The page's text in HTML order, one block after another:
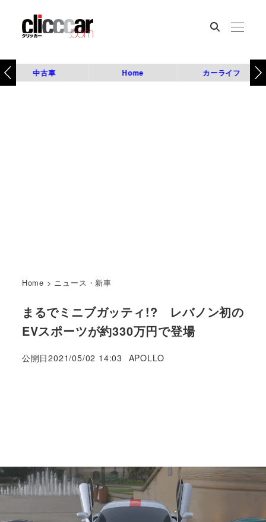
中古車 Home カーライフ
Home > ニュース・新車
まるでミニブガッティ!? レバノン初の
EVスポーツが約330万円で登場
公開日2021/05/02 14:03
著
APOLLO